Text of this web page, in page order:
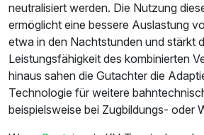
neutralisiert werden. Die Nutzung
ermöglicht eine bessere Auslastung
etwa in den Nachtstunden und stärkt
Leistungsfähigkeit des kombinierten
hinaus sahen die Gutachter die
Technologie für weitere
beispielsweise bei Zugbildungs- oder